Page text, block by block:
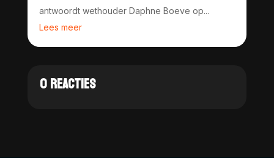
antwoordt wethouder Daphne Boeve op...
Lees meer
0 REACTIES